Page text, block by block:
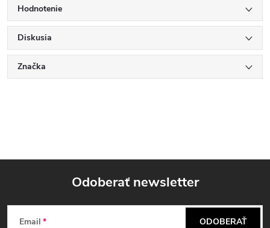
Hodnotenie
Diskusia
Značka
Z
Odoberať newsletter
Email ODOBERAŤ